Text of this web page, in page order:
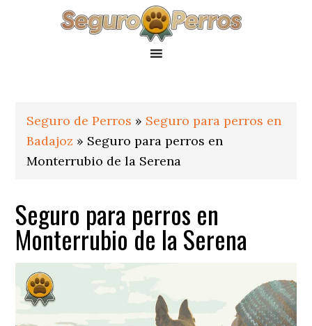
Seguro de Perros » Seguro para perros en
Badajoz » Seguro para perros en
Monterrubio de la Serena
Seguro para perros en
Monterrubio de la Serena